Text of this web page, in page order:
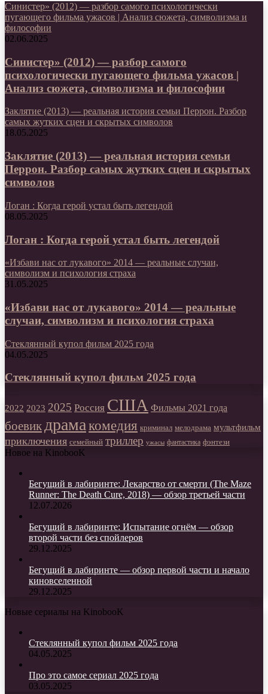
Синистер» (2012) — разбор самого психологически
пугающего фильма ужасов | Анализ сюжета, символизма и
философии
02.06.2025
Синистер» (2012) — разбор самого
психологически пугающего фильма ужасов |
Анализ сюжета, символизма и философии
Заклятие (2013) — реальная история семьи Перрон. Разбор
самых жутких сцен и скрытых символов
18.05.2025
Заклятие (2013) — реальная история семьи
Перрон. Разбор самых жутких сцен и скрытых
символов
Логан : Когда герой устал быть легендой
08.05.2025
Логан : Когда герой устал быть легендой
«Избави нас от лукавого» 2014 — реальные случаи,
символизм и психология страха
31.05.2025
«Избави нас от лукавого» 2014 — реальные
случаи, символизм и психология страха
Стеклянный купол фильм 2025 года
04.05.2025
Стеклянный купол фильм 2025 года
2022 2023 2025 Россия США Фильмы 2021 года
боевик драма комедия криминал мелодрама мультфильм
приключения семейный триллер ужасы фантастика фэнтези
Новое на KinobooK
Бегущий в лабиринте: Лекарство от смерти (The Maze
Runner: The Death Cure, 2018) — обзор третьей части
12.07.2026
Бегущий в лабиринте: Испытание огнём — обзор
второй части без спойлеров
29.12.2025
Бегущий в лабиринте — обзор первой части и начало
киновселенной
29.12.2025
Новые сериалы на KinobooK
Стеклянный купол фильм 2025 года
04.05.2025
Про это самое сериал 2025 года
03.05.2025